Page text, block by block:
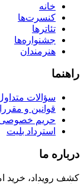
خانه
کنسرت‌ها
تئاترها
جشنواره‌ها
هنرمندان
راهنما
سؤالات
قوانین و
حریم
استرداد بلیت
درباره ما
کشف رویداد، خرید